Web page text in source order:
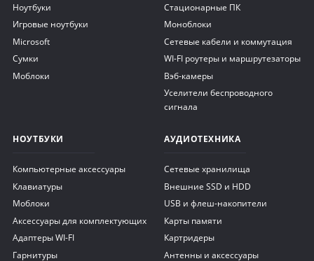
Ноутбуки
Игровые ноутбуки
Microsoft
Сумки
Моблоки
Стационарные ПК
Моноблоки
Сетевые кабели и коммутация
WI-FI роутеры и маршрутезаторы
Вэб-камеры
Уселители беспроводного
сигнала
НОУТБУКИ
Компьютерные аксессуары
Клавиатуры
Моблоки
Аксессуары для комплектующих
Адаптеры WI-FI
Гарнитуры
АУДИОТЕХНИКА
Сетевые хранилища
Внешние SSD и HDD
USB и флеш-накопители
Карты памяти
Картридеры
Антенны и аксессуары